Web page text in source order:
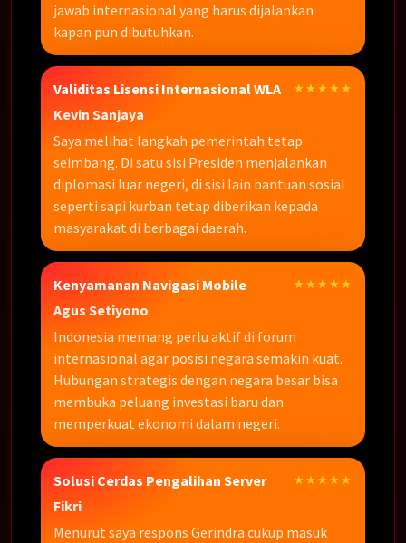
jawab internasional yang harus dijalankan
kapan pun dibutuhkan.
Validitas Lisensi Internasional WLA ★★★★★
Kevin Sanjaya
Saya melihat langkah pemerintah tetap
seimbang. Di satu sisi Presiden menjalankan
diplomasi luar negeri, di sisi lain bantuan sosial
seperti sapi kurban tetap diberikan kepada
masyarakat di berbagai daerah.
Kenyamanan Navigasi Mobile ★★★★★
Agus Setiyono
Indonesia memang perlu aktif di forum
internasional agar posisi negara semakin kuat.
Hubungan strategis dengan negara besar bisa
membuka peluang investasi baru dan
memperkuat ekonomi dalam negeri.
Solusi Cerdas Pengalihan Server ★★★★★
Fikri
Menurut saya respons Gerindra cukup masuk